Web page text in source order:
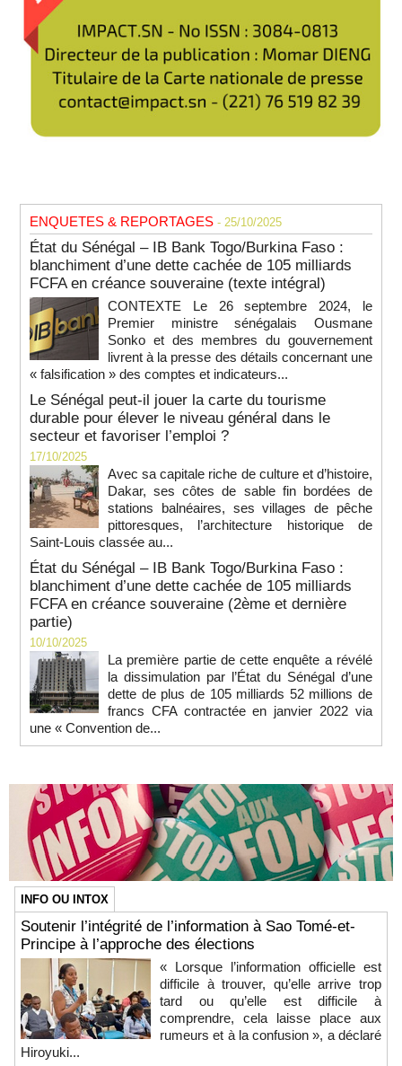
ENQUETES & REPORTAGES - 25/10/2025
État du Sénégal – IB Bank Togo/Burkina Faso :
blanchiment d’une dette cachée de 105 milliards
FCFA en créance souveraine (texte intégral)
CONTEXTE Le 26 septembre 2024, le
Premier ministre sénégalais Ousmane
Sonko et des membres du gouvernement
livrent à la presse des détails concernant une
« falsification » des comptes et indicateurs...
Le Sénégal peut-il jouer la carte du tourisme
durable pour élever le niveau général dans le
secteur et favoriser l’emploi ?
17/10/2025
Avec sa capitale riche de culture et d’histoire,
Dakar, ses côtes de sable fin bordées de
stations balnéaires, ses villages de pêche
pittoresques, l’architecture historique de
Saint-Louis classée au...
État du Sénégal – IB Bank Togo/Burkina Faso :
blanchiment d’une dette cachée de 105 milliards
FCFA en créance souveraine (2ème et dernière
partie)
10/10/2025
La première partie de cette enquête a révélé
la dissimulation par l’État du Sénégal d’une
dette de plus de 105 milliards 52 millions de
francs CFA contractée en janvier 2022 via
une « Convention de...
INFO OU INTOX
Soutenir l’intégrité de l’information à Sao Tomé-et-
Principe à l’approche des élections
« Lorsque l’information officielle est
difficile à trouver, qu’elle arrive trop
tard ou qu’elle est difficile à
comprendre, cela laisse place aux
rumeurs et à la confusion », a déclaré
Hiroyuki...